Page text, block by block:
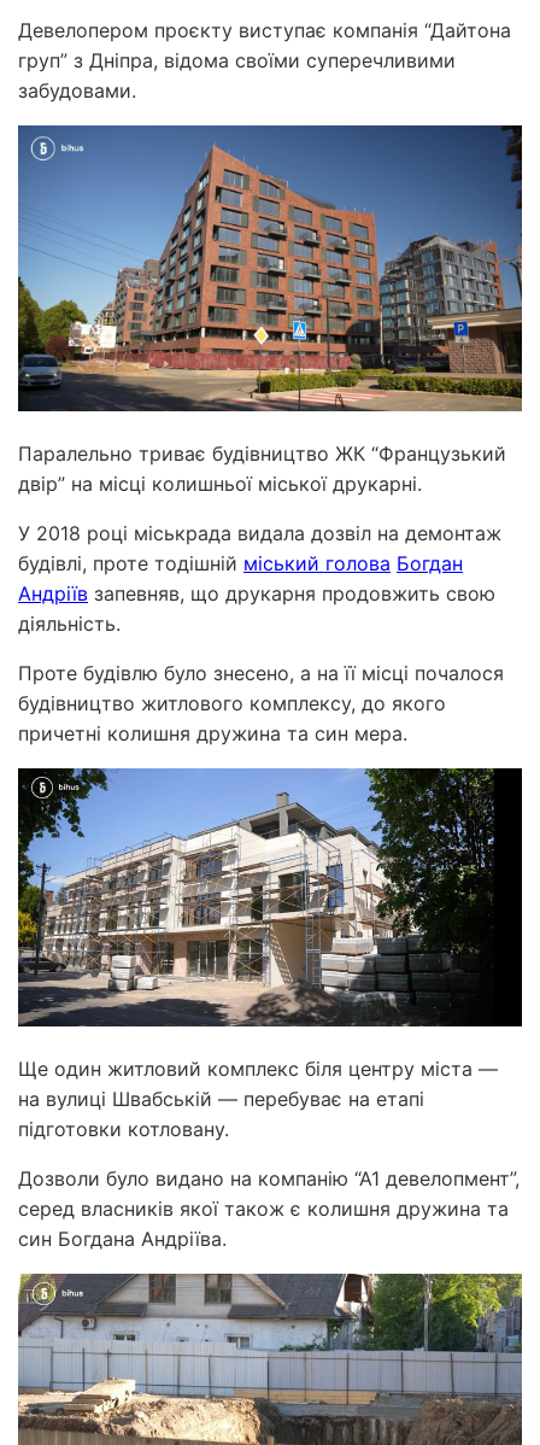
Девелопером проєкту виступає компанія “Дайтона
груп” з Дніпра, відома своїми суперечливими
забудовами.
Паралельно триває будівництво ЖК “Французький
двір” на місці колишньої міської друкарні.
У 2018 році міськрада видала дозвіл на демонтаж
будівлі, проте тодішній міський голова Богдан
Андріїв запевняв, що друкарня продовжить свою
діяльність.
Проте будівлю було знесено, а на її місці почалося
будівництво житлового комплексу, до якого
причетні колишня дружина та син мера.
Ще один житловий комплекс біля центру міста —
на вулиці Швабській — перебуває на етапі
підготовки котловану.
Дозволи було видано на компанію “А1 девелопмент”,
серед власників якої також є колишня дружина та
син Богдана Андріїва.